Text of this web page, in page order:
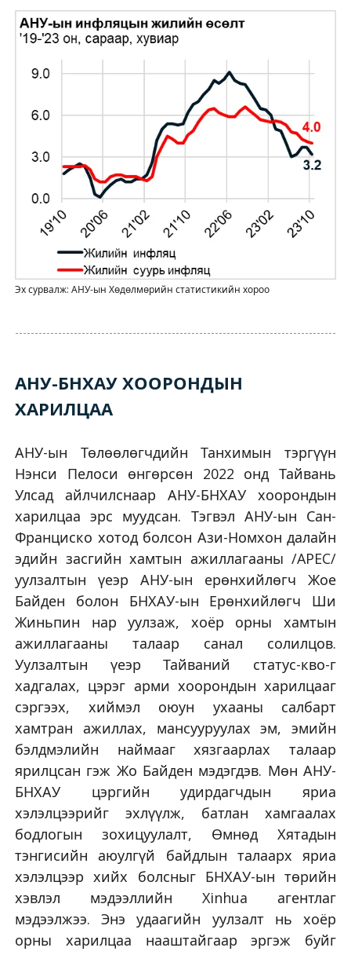
Эх сурвалж: АНУ-ын Хөдөлмөрийн статистикийн хороо
АНУ-БНХАУ ХООРОНДЫН
ХАРИЛЦАА
АНУ-ын Төлөөлөгчдийн Танхимын тэргүүн
Нэнси Пелоси өнгөрсөн 2022 онд Тайвань
Улсад айлчилснаар АНУ-БНХАУ хоорондын
харилцаа эрс муудсан. Тэгвэл АНУ-ын Сан-
Франциско хотод болсон Ази-Номхон далайн
эдийн засгийн хамтын ажиллагааны /APEC/
уулзалтын үеэр АНУ-ын ерөнхийлөгч Жое
Байден болон БНХАУ-ын Ерөнхийлөгч Ши
Жиньпин нар уулзаж, хоёр орны хамтын
ажиллагааны талаар санал солилцов.
Уулзалтын үеэр Тайваний статус-кво-г
хадгалах, цэрэг арми хоорондын харилцааг
сэргээх, хиймэл оюун ухааны салбарт
хамтран ажиллах, мансууруулах эм, эмийн
бэлдмэлийн наймааг хязгаарлах талаар
ярилцсан гэж Жо Байден мэдэгдэв. Мөн АНУ-
БНХАУ цэргийн удирдагчдын яриа
хэлэлцээрийг эхлүүлж, батлан хамгаалах
бодлогын зохицуулалт, Өмнөд Хятадын
тэнгисийн аюулгүй байдлын талаарх яриа
хэлэлцээр хийх болсныг БНХАУ-ын төрийн
хэвлэл мэдээллийн Xinhua агентлаг
мэдээлжээ. Энэ удаагийн уулзалт нь хоёр
орны харилцаа нааштайгаар эргэж буйг